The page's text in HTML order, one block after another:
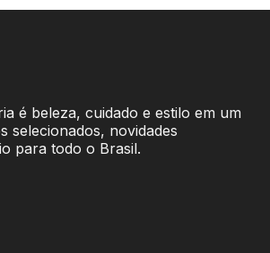
é beleza, cuidado e estilo em um
selecionados, novidades
para todo o Brasil.